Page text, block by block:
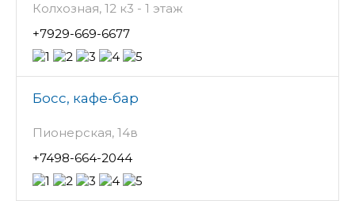
Колхозная, 12 к3 - 1 этаж
+7929-669-6677
Босс, кафе-бар
Пионерская, 14в
+7498-664-2044